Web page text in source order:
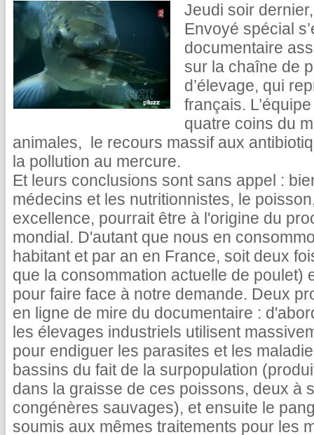
Jeudi soir
Envoyé spécial
documentaire
sur la chaîne de
d’élevage, qui
français.
quatre coins du
animales, le recours massif aux
la pollution au mercure.
Et leurs conclusions sont sans appel :
médecins et les nutritionnistes, le
excellence, pourrait être à l'origine du
mondial. D'autant que nous en
habitant et par an en France, soit deux
que la consommation actuelle de poulet)
pour faire face à notre demande. Deux
en ligne de mire du documentaire :
les élevages industriels utilisent
pour endiguer les parasites et les
bassins du fait de la surpopulation
dans la graisse de ces poissons, deux à
congénères sauvages), et ensuite le
soumis aux mêmes traitements pour les